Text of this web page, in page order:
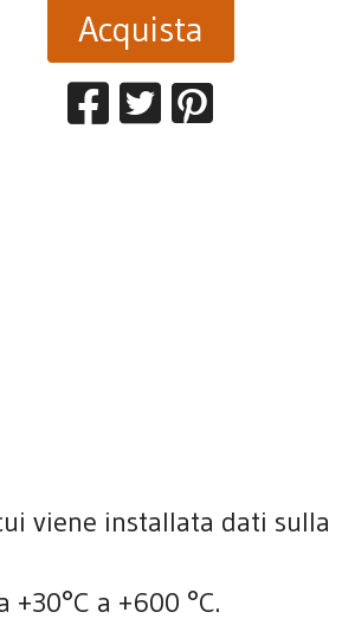
Acquista
viene installata dati sulla
a +600 °C.